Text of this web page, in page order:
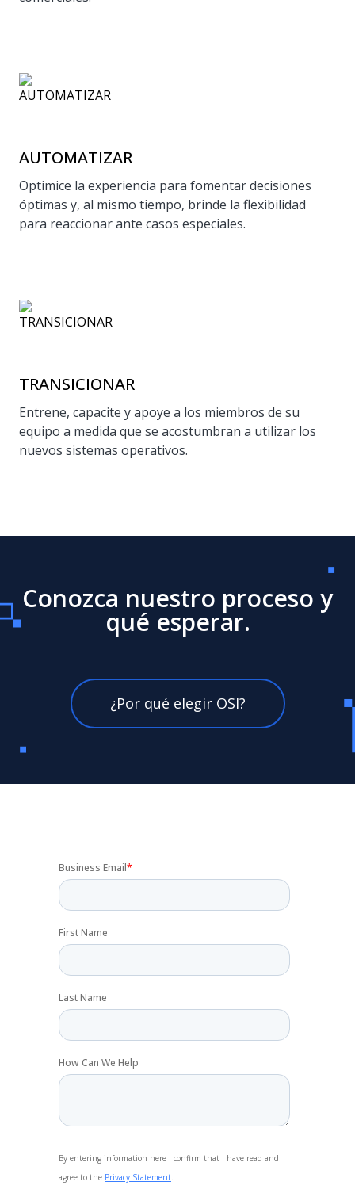
AUTOMATIZAR
Optimice la experiencia para fomentar decisiones
óptimas y, al mismo tiempo, brinde la flexibilidad
para reaccionar ante casos especiales.
TRANSICIONAR
Entrene, capacite y apoye a los miembros de su
equipo a medida que se acostumbran a utilizar los
nuevos sistemas operativos.
Conozca nuestro proceso y
qué esperar.
¿Por qué elegir OSI?